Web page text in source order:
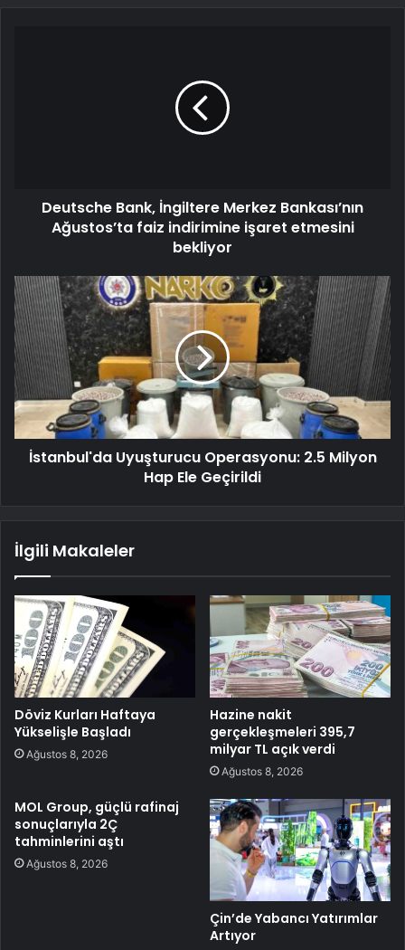
Deutsche Bank, İngiltere Merkez Bankası’nın
Ağustos’ta faiz indirimine işaret etmesini
bekliyor
İstanbul'da Uyuşturucu Operasyonu: 2.5 Milyon
Hap Ele Geçirildi
İlgili Makaleler
Döviz Kurları Haftaya
Yükselişle Başladı
Ağustos 8, 2026
Hazine nakit
gerçekleşmeleri 395,7
milyar TL açık verdi
Ağustos 8, 2026
MOL Group, güçlü rafinaj
sonuçlarıyla 2Ç
tahminlerini aştı
Ağustos 8, 2026
Çin’de Yabancı Yatırımlar
Artıyor